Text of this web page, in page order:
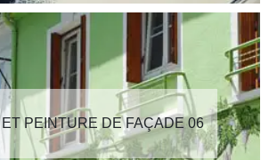
PEINTURE DE FAÇADE 06